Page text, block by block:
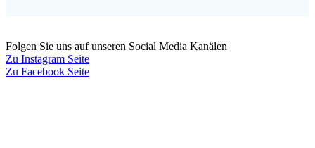
Folgen Sie uns auf unseren Social Media Kanälen
Zu Instagram Seite
Zu Facebook Seite